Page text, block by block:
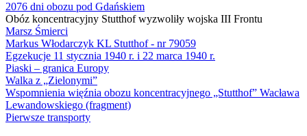
2076 dni obozu pod Gdańskiem
Obóz koncentracyjny Stutthof wyzwoliły wojska III Frontu
Marsz Śmierci
Markus Włodarczyk KL Stutthof - nr 79059
Egzekucje 11 stycznia 1940 r. i 22 marca 1940 r.
Piaski – granica Europy
Walka z „Zielonymi”
Wspomnienia więźnia obozu koncentracyjnego „Stutthof” Wacława
Lewandowskiego (fragment)
Pierwsze transporty